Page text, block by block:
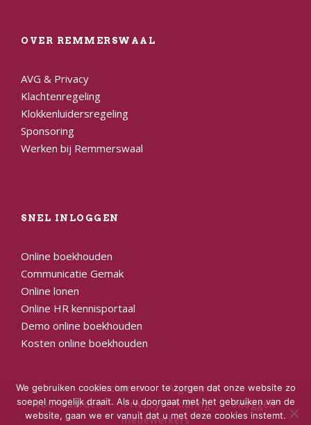
OVER REMMERSWAAL
AVG & Privacy
Klachtenregeling
Klokkenluidersregeling
Sponsoring
Werken bij Remmerswaal
SNEL INLOGGEN
Online boekhouden
Communicatie Gemak
Online lonen
Online HR kennisportaal
Demo online boekhouden
Kosten online boekhouden
Disclaimer
Algemene
voorwaarden
Privacyverklaring
Inloggen
medewerkers
We gebruiken cookies om ervoor te zorgen dat onze website zo
soepel mogelijk draait. Als u doorgaat met het gebruiken van de
website, gaan we er vanuit dat u met deze cookies instemt.